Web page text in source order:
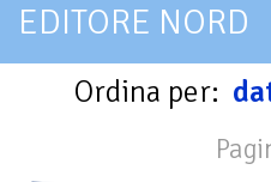
EDITORE NORD
Ordina per: